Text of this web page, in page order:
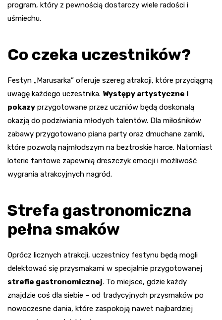
program, który z pewnością dostarczy wiele radości i
uśmiechu.
Co czeka uczestników?
Festyn „Marusarka” oferuje szereg atrakcji, które przyciągną
uwagę każdego uczestnika. Występy artystyczne i
pokazy przygotowane przez uczniów będą doskonałą
okazją do podziwiania młodych talentów. Dla miłośników
zabawy przygotowano piana party oraz dmuchane zamki,
które pozwolą najmłodszym na beztroskie harce. Natomiast
loterie fantowe zapewnią dreszczyk emocji i możliwość
wygrania atrakcyjnych nagród.
Strefa gastronomiczna
pełna smaków
Oprócz licznych atrakcji, uczestnicy festynu będą mogli
delektować się przysmakami w specjalnie przygotowanej
strefie gastronomicznej. To miejsce, gdzie każdy
znajdzie coś dla siebie – od tradycyjnych przysmaków po
nowoczesne dania, które zaspokoją nawet najbardziej